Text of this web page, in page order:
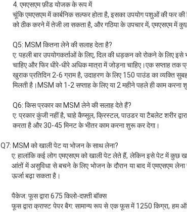
4. एमएसएम फ़ीड योजक के रूप में
चूंकि एमएसएम में कार्बनिक सल्फर होता है, इसका उपयोग पशुओं की फर
को ठीक करने में तेजी ला सकता है, और गठिया के उपचार में, एमएसएम में
Q5: MSM कितना लेने की सलाह देता है?
ए: पहली बार उपयोगकर्ताओं के लिए, दिल की धड़कन को रोकने के लिए
चाहिए और फिर धीरे-धीरे अधिक मात्रा में जोड़ना चाहिए।एक सप्ताह
खुराक प्रतिदिन 2-6 ग्राम है, उदाहरण के लिए 150 पाउंड का व्यक्ति
मिलती है।MSM को 1-2 सप्ताह के लिए या 2 महीने पहले ही काम करना
Q6: किस प्रकार का MSM लेने की सलाह देते हैं?
ए: प्रकार कुंजी नहीं है, चाहे कैप्सूल, क्रिस्टल, पाउडर या टैबलेट शरीर
करता है और 30-45 मिनट के भीतर काम करना शुरू कर देगा।
Q7: MSM को खाली पेट या भोजन के साथ लेना?
ए: हालांकि कई लोग एमएसएम को खाली पेट लेते हैं, लेकिन इसे पेट में
आंतों में असुविधा से बचने के लिए भोजन के दौरान या बाद में एमएसएम
ऊर्जा बढ़ा सकता है।
पैकेज: फूस द्वारा 675 किलो-दफ़्ती बॉक्स
फूस द्वारा क्राफ्ट पेपर बैग: सामान्य रूप से एक फूस में 1250 किग्रा,